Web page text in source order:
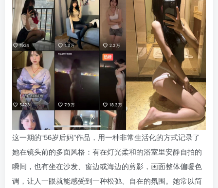
这一期的“56岁后妈”作品，用一种非常生活化的方式记录了
她在镜头前的多面风格：有在灯光柔和的浴室里安静自拍的
瞬间，也有坐在沙发、窗边或海边的剪影，画面整体偏暖色
调，让人一眼就能感受到一种松弛、自在的氛围。她常以简